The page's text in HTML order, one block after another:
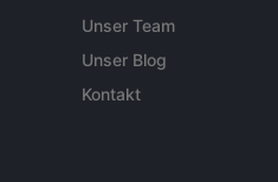
Unser Team
Unser Blog
Kontakt